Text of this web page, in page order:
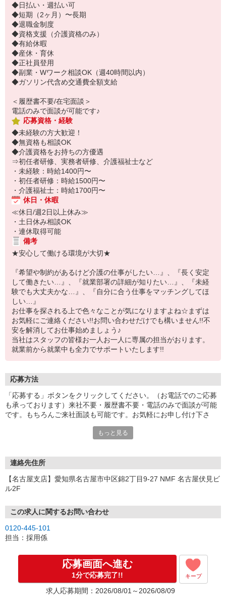
◆日払い・週払い可
◆短期（2ヶ月）〜長期
◆退職金制度
◆資格支援（介護資格のみ）
◆有給休暇
◆産休・育休
◆正社員登用
◆副業・Wワーク相談OK（週40時間以内）
◆ガソリン代含め交通費全額支給
＜履歴書不要/在宅面談＞
電話のみで面談が可能です♪
応募資格・経験
◆未経験の方大歓迎！
◆無資格も相談OK
◆介護資格をお持ちの方優遇
⇒初任者研修、実務者研修、介護福祉士など
・未経験：時給1400円〜
・初任者研修：時給1500円〜
・介護福祉士：時給1700円〜
休日・休暇
≪休日/週2日以上休み≫
・土日休み相談OK
・連休取得可能
備考
★安心して働ける環境が大切★
『希望や制約があるけど介護の仕事がしたい…』、『長く安定
して働きたい…』、『就業部署の詳細が知りたい…』、『未経
験でも大丈夫かな…』、『自分に合う仕事をマッチングしてほ
しい…』
お仕事を探される上で色々なことが気になりますよね☆まずは
お気軽にご連絡ください!!お問い合わせだけでも構いません!!不
安を解消してお仕事始めましょう♪
当社はスタッフの皆様お一人お一人に専属の担当がおります。
就業前から就業中も全力でサポートいたします!!
応募方法
「応募する」ボタンをクリックしてください。（お電話でのご応募
も承っております）来社不要・履歴書不要・電話のみで面談が可能
です。もちろんご来社面談も可能です。お気軽にお申し付け下さ
もっと見る
連絡先住所
【名古屋支店】愛知県名古屋市中区錦2丁目9-27 NMF 名古屋伏見ビ
ル2F
この求人に関するお問い合わせ
0120-445-101
担当：採用係
応募画面へ進む
1分で応募完了!! キープ
求人応募期間：2026/08/01～2026/08/09